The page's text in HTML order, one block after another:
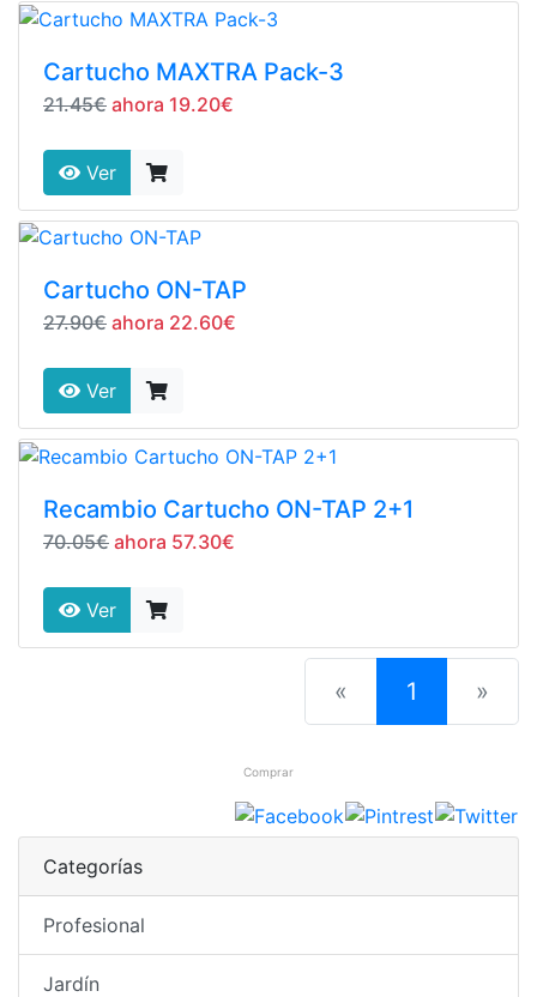
Cartucho MAXTRA Pack-3
21.45€ ahora 19.20€
Ver
Cartucho ON-TAP
27.90€ ahora 22.60€
Ver
Recambio Cartucho ON-TAP 2+1
70.05€ ahora 57.30€
Ver
« 1 (current)
»
Comprar
Categorías
Profesional
Jardín